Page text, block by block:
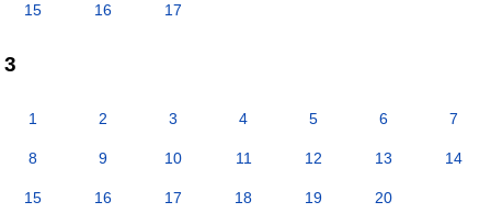
15 16 17
3
1 2 3 4 5 6 7
8 9 10 11 12 13 14
15 16 17 18 19 20